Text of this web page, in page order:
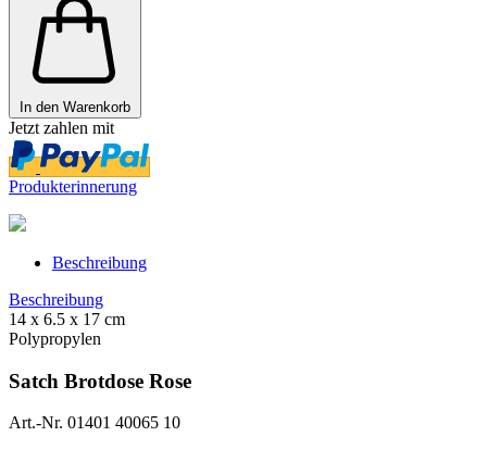
In den Warenkorb
Jetzt zahlen mit
Produkterinnerung
Beschreibung
Beschreibung
14 x 6.5 x 17 cm
Polypropylen
Satch Brotdose Rose
Art.-Nr. 01401 40065 10